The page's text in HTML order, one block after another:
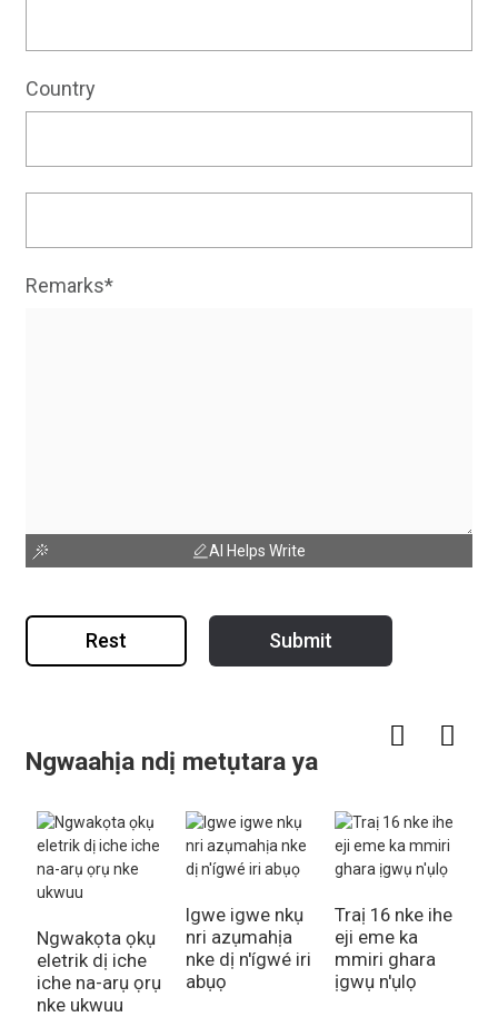
Country
Remarks*
AI Helps Write
Rest Submit
Ngwaahịa ndị metụtara ya
Ngwakọta ọkụ
eletrik dị iche
iche na-arụ ọrụ
nke ukwuu
Igwe igwe nkụ
nri azụmahịa
nke dị n'ígwé iri
abụọ
Traị 16 nke ihe
eji eme ka
mmiri ghara
ịgwụ n'ụlọ